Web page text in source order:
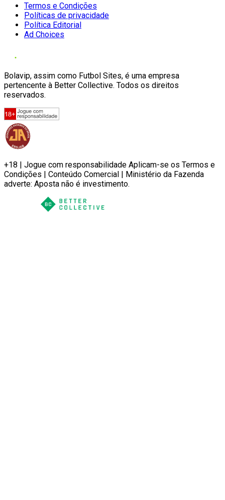
Termos e Condições
Políticas de privacidade
Política Editorial
Ad Choices
Bolavip, assim como Futbol Sites, é uma empresa
pertencente à Better Collective. Todos os direitos
reservados.
+18 | Jogue com responsabilidade Aplicam-se os Termos e
Condições | Conteúdo Comercial | Ministério da Fazenda
adverte: Aposta não é investimento.